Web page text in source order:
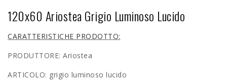
120x60 Ariostea Grigio Luminoso Lucido
CARATTERISTICHE PRODOTTO:
PRODUTTORE: Ariostea
ARTICOLO: grigio luminoso lucido